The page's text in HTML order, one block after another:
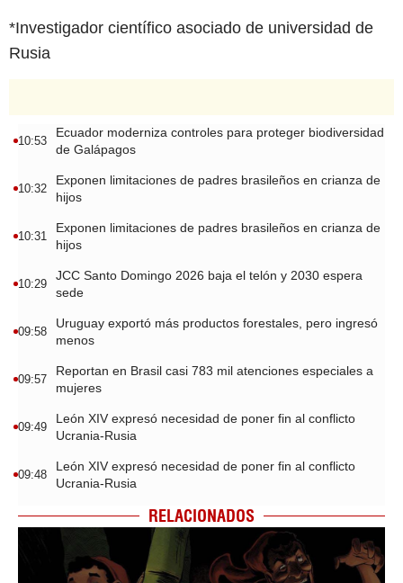
*Investigador científico asociado de universidad de
Rusia
10:53
Ecuador moderniza controles para proteger biodiversidad
de Galápagos
10:32
Exponen limitaciones de padres brasileños en crianza de
hijos
10:31
Exponen limitaciones de padres brasileños en crianza de
hijos
10:29
JCC Santo Domingo 2026 baja el telón y 2030 espera
sede
09:58
Uruguay exportó más productos forestales, pero ingresó
menos
09:57
Reportan en Brasil casi 783 mil atenciones especiales a
mujeres
09:49
León XIV expresó necesidad de poner fin al conflicto
Ucrania-Rusia
09:48
León XIV expresó necesidad de poner fin al conflicto
Ucrania-Rusia
RELACIONADOS